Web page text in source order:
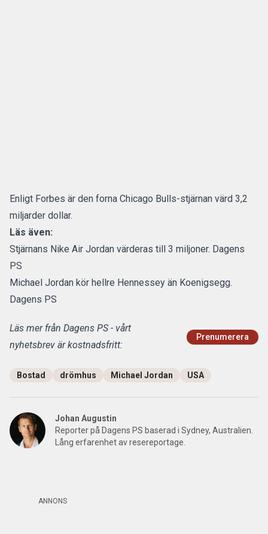
Enligt Forbes är den forna Chicago Bulls-stjärnan värd 3,2
miljarder dollar.
Läs även:
Stjärnans Nike Air Jordan värderas till 3 miljoner. Dagens
PS
Michael Jordan kör hellre Hennessey än Koenigsegg.
Dagens PS
Läs mer från Dagens PS - vårt
nyhetsbrev är kostnadsfritt:
Prenumerera
Bostad drömhus Michael Jordan USA
Johan Augustin
Reporter på Dagens PS baserad i Sydney, Australien.
Lång erfarenhet av resereportage.
ANNONS